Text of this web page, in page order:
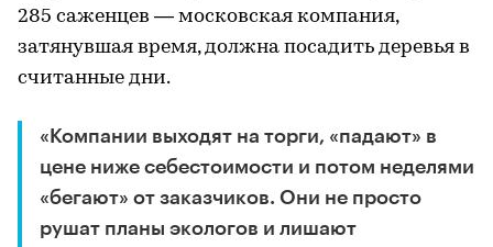
285 саженцев — московская компания,
затянувшая время, должна посадить деревья в
считанные дни.
«Компании выходят на торги, «падают» в
цене ниже себестоимости и потом неделями
«бегают» от заказчиков. Они не просто
рушат планы экологов и лишают